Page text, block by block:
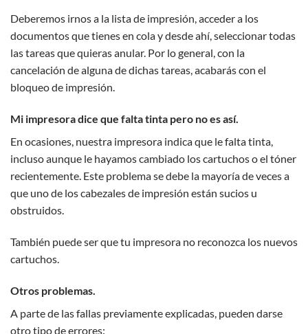
Deberemos irnos a la lista de impresión, acceder a los
documentos que tienes en cola y desde ahí, seleccionar todas
las tareas que quieras anular. Por lo general, con la
cancelación de alguna de dichas tareas, acabarás con el
bloqueo de impresión.
Mi impresora dice que falta tinta pero no es así.
En ocasiones, nuestra impresora indica que le falta tinta,
incluso aunque le hayamos cambiado los cartuchos o el tóner
recientemente. Este problema se debe la mayoría de veces a
que uno de los cabezales de impresión están sucios u
obstruidos.
También puede ser que tu impresora no reconozca los nuevos
cartuchos.
Otros problemas.
A parte de las fallas previamente explicadas, pueden darse
otro tipo de errores: